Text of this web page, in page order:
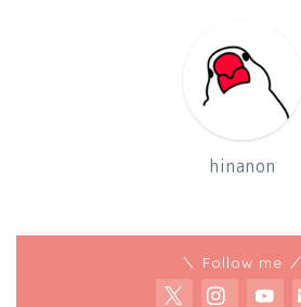
hinanon
＼ Follow me ／